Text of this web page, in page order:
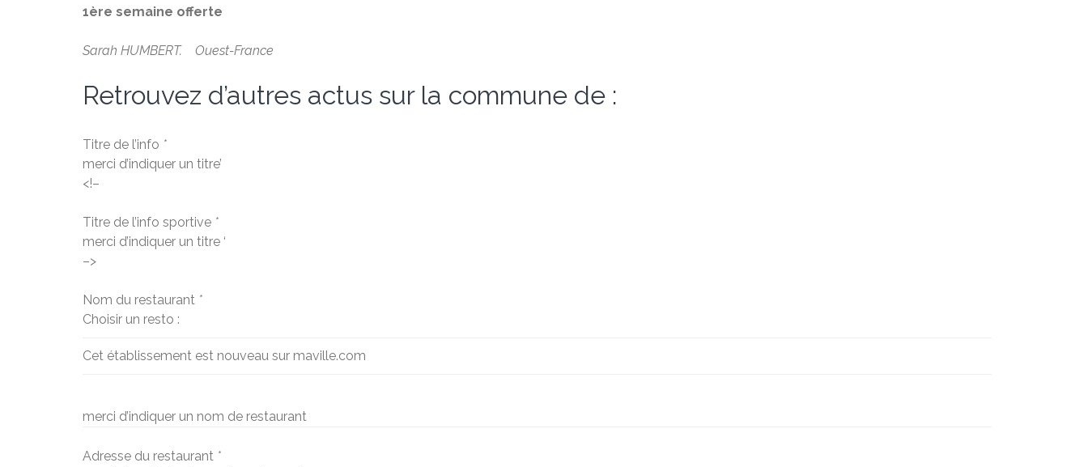
1ère semaine offerte
Sarah HUMBERT. Ouest-France
Retrouvez d’autres actus sur la commune de :
Titre de l’info *
merci d’indiquer un titre’
<!–
Titre de l’info sportive *
merci d’indiquer un titre ‘
–>
Nom du restaurant *
Choisir un resto :
Cet établissement est nouveau sur maville.com
merci d’indiquer un nom de restaurant
Adresse du restaurant *